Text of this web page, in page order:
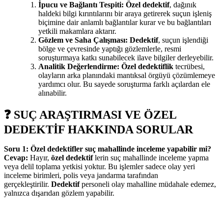
İpucu ve Bağlantı Tespiti: Özel dedektif, dağınık
haldeki bilgi kırıntılarını bir araya getirerek suçun işleniş
biçimine dair anlamlı bağlantılar kurar ve bu bağlantıları
yetkili makamlara aktarır.
Gözlem ve Saha Çalışması: Dedektif, suçun işlendiği
bölge ve çevresinde yaptığı gözlemlerle, resmi
soruşturmaya katkı sunabilecek ilave bilgiler derleyebilir.
Analitik Değerlendirme: Özel dedektiflik tecrübesi,
olayların arka planındaki mantıksal örgüyü çözümlemeye
yardımcı olur. Bu sayede soruşturma farklı açılardan ele
alınabilir.
❓ SUÇ ARAŞTIRMASI VE ÖZEL
DEDEKTİF HAKKINDA SORULAR
Soru 1: Özel dedektifler suç mahallinde inceleme yapabilir mi?
Cevap: Hayır, özel dedektiflerin suç mahallinde inceleme yapma
veya delil toplama yetkisi yoktur. Bu işlemler sadece olay yeri
inceleme birimleri, polis veya jandarma tarafından
gerçekleştirilir. Dedektifpersoneli olay mahalline müdahale edemez,
yalnızca dışarıdan gözlem yapabilir.